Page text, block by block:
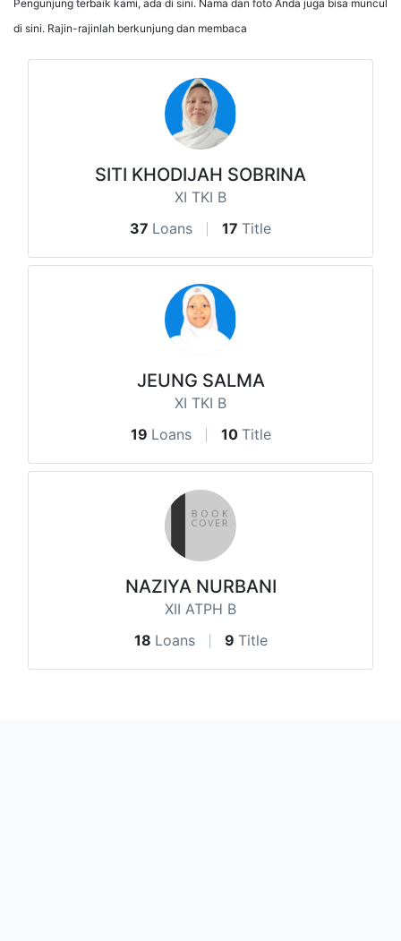
Pengunjung terbaik kami, ada di sini. Nama dan foto Anda juga bisa muncul
di sini. Rajin-rajinlah berkunjung dan membaca
SITI KHODIJAH SOBRINA
XI TKI B
37 Loans 17 Title
JEUNG SALMA
XI TKI B
19 Loans 10 Title
NAZIYA NURBANI
XII ATPH B
18 Loans 9 Title